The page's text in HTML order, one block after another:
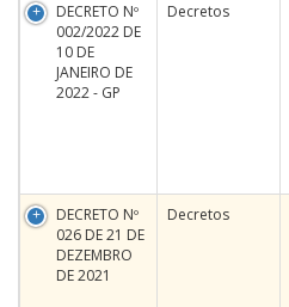
DECRETO Nº
002/2022 DE
10 DE
JANEIRO DE
2022 - GP
Decretos
DECRETO Nº
026 DE 21 DE
DEZEMBRO
DE 2021
Decretos